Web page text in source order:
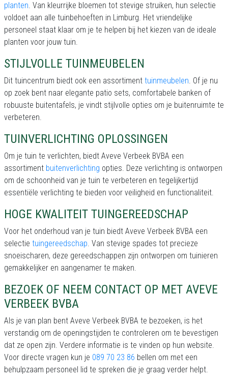
planten. Van kleurrijke bloemen tot stevige struiken, hun selectie
voldoet aan alle tuinbehoeften in Limburg. Het vriendelijke
personeel staat klaar om je te helpen bij het kiezen van de ideale
planten voor jouw tuin.
STIJLVOLLE TUINMEUBELEN
Dit tuincentrum biedt ook een assortiment tuinmeubelen. Of je nu
op zoek bent naar elegante patio sets, comfortabele banken of
robuuste buitentafels, je vindt stijlvolle opties om je buitenruimte te
verbeteren.
TUINVERLICHTING OPLOSSINGEN
Om je tuin te verlichten, biedt Aveve Verbeek BVBA een
assortiment buitenverlichting opties. Deze verlichting is ontworpen
om de schoonheid van je tuin te verbeteren en tegelijkertijd
essentiële verlichting te bieden voor veiligheid en functionaliteit.
HOGE KWALITEIT TUINGEREEDSCHAP
Voor het onderhoud van je tuin biedt Aveve Verbeek BVBA een
selectie tuingereedschap. Van stevige spades tot precieze
snoeischaren, deze gereedschappen zijn ontworpen om tuinieren
gemakkelijker en aangenamer te maken.
BEZOEK OF NEEM CONTACT OP MET AVEVE
VERBEEK BVBA
Als je van plan bent Aveve Verbeek BVBA te bezoeken, is het
verstandig om de openingstijden te controleren om te bevestigen
dat ze open zijn. Verdere informatie is te vinden op hun website.
Voor directe vragen kun je 089 70 23 86 bellen om met een
behulpzaam personeel lid te spreken die je graag verder helpt.